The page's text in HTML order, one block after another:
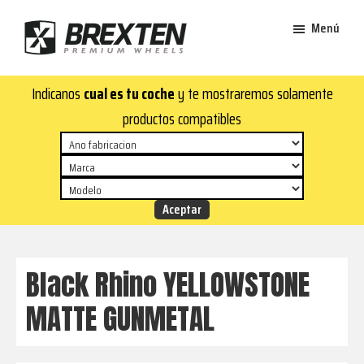
contenido
principal
de
página
Brexten
aluminio
premium
¡En
Brexten.com
encontrarás
aluminio
top!
y
estilo
para
Menú
Indicanos cual es tu cochey te mostraremos solamente
productos compatibles
Black Rhino YELLOWSTONE
MATTE GUNMETAL